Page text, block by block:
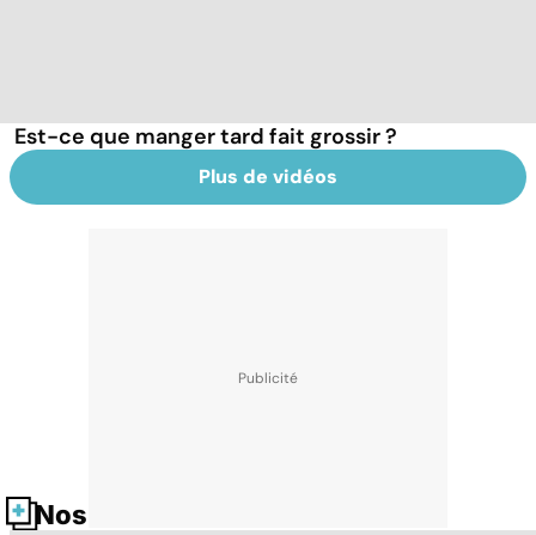
Est-ce que manger tard fait grossir ?
Plus de vidéos
Nos fiches santé